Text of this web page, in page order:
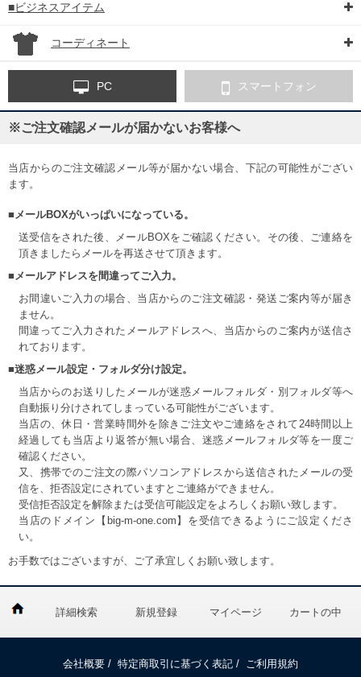
■ビジネスアイテム
コーディネート
PC スマートフォン
※ご注文確認メールが届かないお客様へ
当店からのご注文確認メール等が届かない場合、下記の可能性がござい
ます。
■メールBOXがいっぱいになっている。
送受信をされた後、メールBOXをご確認ください。その後、ご連絡を
頂きましたらメールを再送させて頂きます。
■メールアドレスを間違ってご入力。
お間違いご入力の場合、当店からのご注文確認・発送ご案内等が届き
ません。
間違ってご入力されたメールアドレスへ、当店からのご案内が送信さ
れております。
■迷惑メール設定・フォルダ分け設定。
当店からのお送りしたメールが迷惑メールフォルダ・別フォルダ等へ
自動振り分けされてしまっている可能性がございます。
当店の、休日・営業時間外を除きご注文やご連絡をされて24時間以上
経過しても当店より返答が無い場合、迷惑メールフォルダ等を一度ご
確認ください。
又、携帯でのご注文の際パソコンアドレスから送信されたメールの受
信を、拒否設定にされていますとご連絡ができません。
受信拒否設定を解除または受信可能設定をよろしくお願い致します。
当店のドメイン【big-m-one.com】を受信できるようにご設定くださ
い。
お手数ではございますが、ご了承宜しくお願い致します。
詳細検索 新規登録 マイページ カートの中
会社概要 / 特定商取引に基づく表記 / ご利用規約